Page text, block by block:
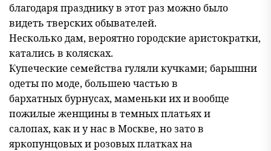
благодаря празднику в этот раз можно было
видеть тверских обывателей.
Несколько дам, вероятно городские аристократки,
катались в колясках.
Купеческие семейства гуляли кучками; барышни
одеты по моде, большею частью в
бархатных бурнусах, маменьки их и вообще
пожилые женщины в темных платьях и
салопах, как и у нас в Москве, но зато в
яркопунцовых и розовых платках на